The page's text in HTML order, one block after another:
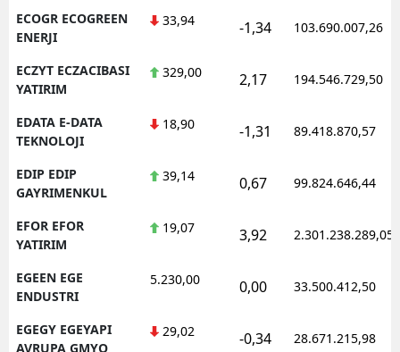
ECOGR ECOGREEN
ENERJI
33,94 -1,34 103.690.007,26
ECZYT ECZACIBASI
YATIRIM
329,00 2,17 194.546.729,50
EDATA E-DATA
TEKNOLOJI
18,90 -1,31 89.418.870,57
EDIP EDIP
GAYRIMENKUL
39,14 0,67 99.824.646,44
EFOR EFOR
YATIRIM
19,07 3,92 2.301.238.289,05
EGEEN EGE
ENDUSTRI
5.230,00 0,00 33.500.412,50
EGEGY EGEYAPI
AVRUPA GMYO
29,02 -0,34 28.671.215,98